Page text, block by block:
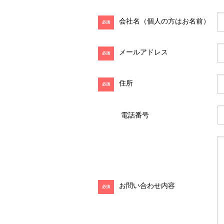
必須 会社名（個人の方はお名前）
必須 メールアドレス
必須 住所
電話番号
必須 お問い合わせ内容